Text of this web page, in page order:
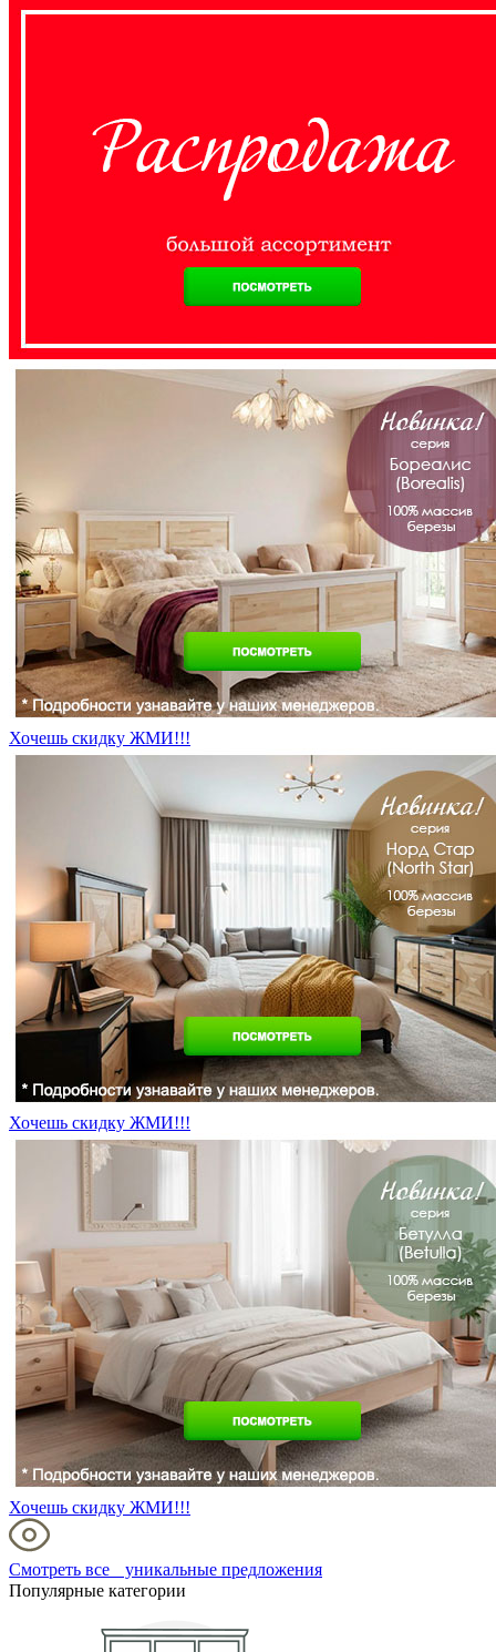
Хочешь скидку ЖМИ!!!
Хочешь скидку ЖМИ!!!
Хочешь скидку ЖМИ!!!
Смотреть все уникальные предложения
Популярные категории